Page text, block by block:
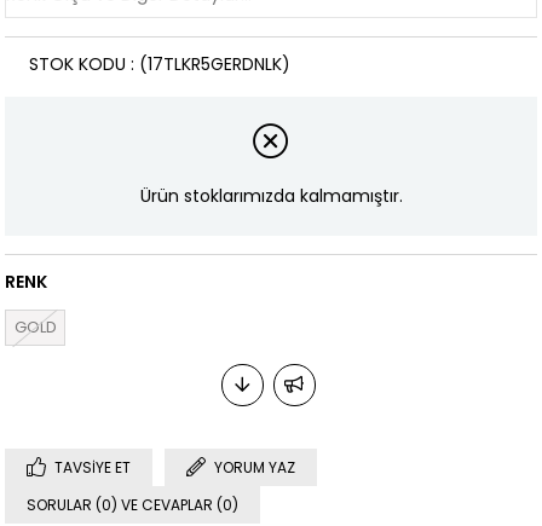
(17TLKR5GERDNLK)
STOK KODU
Ürün stoklarımızda kalmamıştır.
RENK
GOLD
TAVSIYE ET
YORUM YAZ
SORULAR (0) VE CEVAPLAR (0)